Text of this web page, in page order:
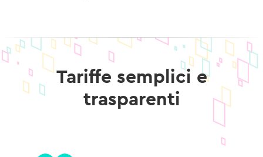
Tariffe semplici e
trasparenti